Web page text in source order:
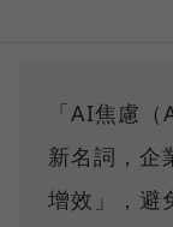
「AI焦慮
新名詞，企
增效」，避